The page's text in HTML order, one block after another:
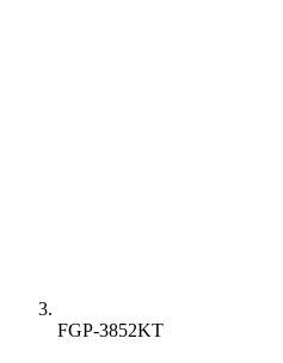
FGP-3852KT